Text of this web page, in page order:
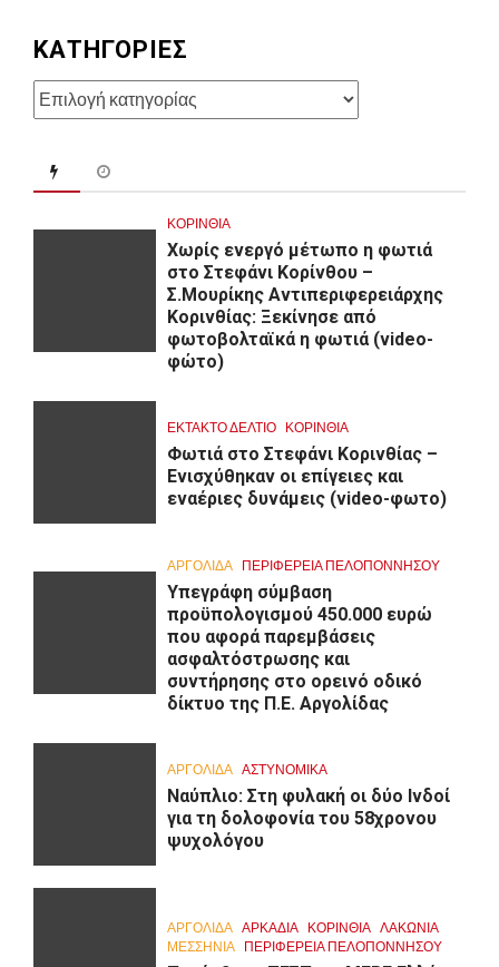
KΑΤΗΓΟΡΊΕΣ
Kατηγορίες
ΚΟΡΙΝΘΊΑ
Χωρίς ενεργό μέτωπο η φωτιά
στο Στεφάνι Κορίνθου –
Σ.Μουρίκης Αντιπεριφερειάρχης
Κορινθίας: Ξεκίνησε από
φωτοβολταϊκά η φωτιά (video-
φώτο)
ΕΚΤΑΚΤΟ ΔΕΛΤΙΟ ΚΟΡΙΝΘΊΑ
Φωτιά στο Στεφάνι Κορινθίας –
Ενισχύθηκαν οι επίγειες και
εναέριες δυνάμεις (video-φωτο)
ΑΡΓΟΛΙΔΑ ΠΕΡΙΦΈΡΕΙΑ ΠΕΛΟΠΟΝΝΉΣΟΥ
Υπεγράφη σύμβαση
προϋπολογισμού 450.000 ευρώ
που αφορά παρεμβάσεις
ασφαλτόστρωσης και
συντήρησης στο ορεινό οδικό
δίκτυο της Π.Ε. Αργολίδας
ΑΡΓΟΛΙΔΑ ΑΣΤΥΝΟΜΙΚΑ
Ναύπλιο: Στη φυλακή οι δύο Ινδοί
για τη δολοφονία του 58χρονου
ψυχολόγου
ΑΡΓΟΛΙΔΑ ΑΡΚΑΔΊΑ ΚΟΡΙΝΘΊΑ ΛΑΚΩΝΙΑ
ΜΕΣΣΗΝΙΑ ΠΕΡΙΦΈΡΕΙΑ ΠΕΛΟΠΟΝΝΉΣΟΥ